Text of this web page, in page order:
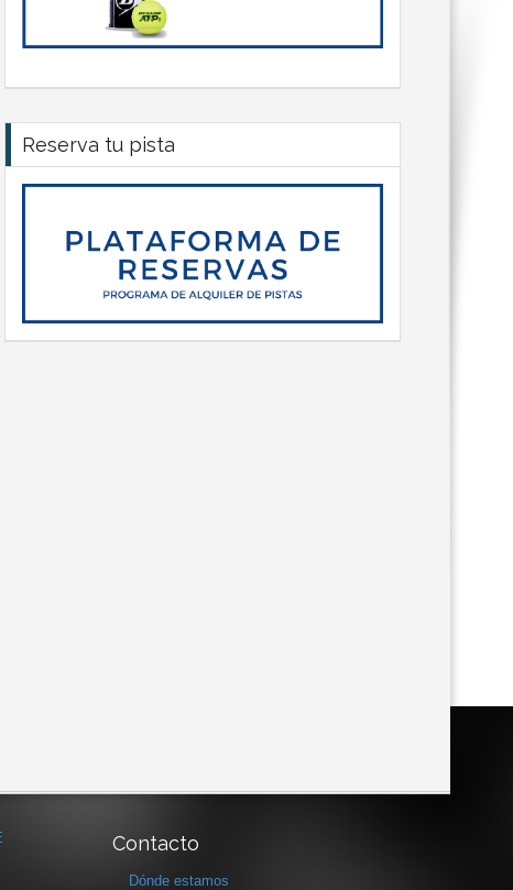
Reserva tu pista
Contacto
Dónde estamos